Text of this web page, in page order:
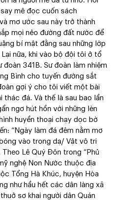
mê đọc cuốn sách
mơ ước sau này trở thành
mọi nẻo đường đất nước để
bí mật đằng sau những lớp
nữa, khi vào bộ đội tôi ở tổ
341B. Sư đoàn làm nhiệm
Bình cho tuyến đường sắt
gợi ý cho tôi viết một bài
thác đá. Và thế là sau bao lần
ngơ hút hồn với những lèn
huyền thoại chạy dọc bờ
“Ngày làm đá đêm nằm mơ
vào trong dạ/ Vật vô tri
Lê Quý Đôn trong “Phủ
nghệ Non Nước thuộc địa
Tổng Hà Khúc, huyện Hòa
như hầu hết các dân làng xã
sơ khai người dân Quán